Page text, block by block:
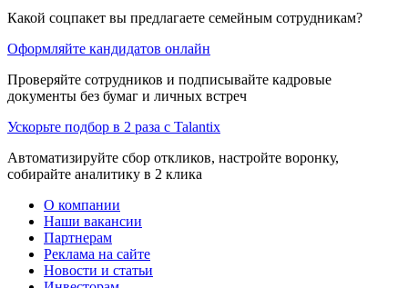
Какой соцпакет вы предлагаете семейным сотрудникам?
Оформляйте кандидатов онлайн
Проверяйте сотрудников и подписывайте кадровые
документы без бумаг и личных встреч
Ускорьте подбор в 2 раза с Talantix
Автоматизируйте сбор откликов, настройте воронку,
собирайте аналитику в 2 клика
О компании
Наши вакансии
Партнерам
Реклама на сайте
Новости и статьи